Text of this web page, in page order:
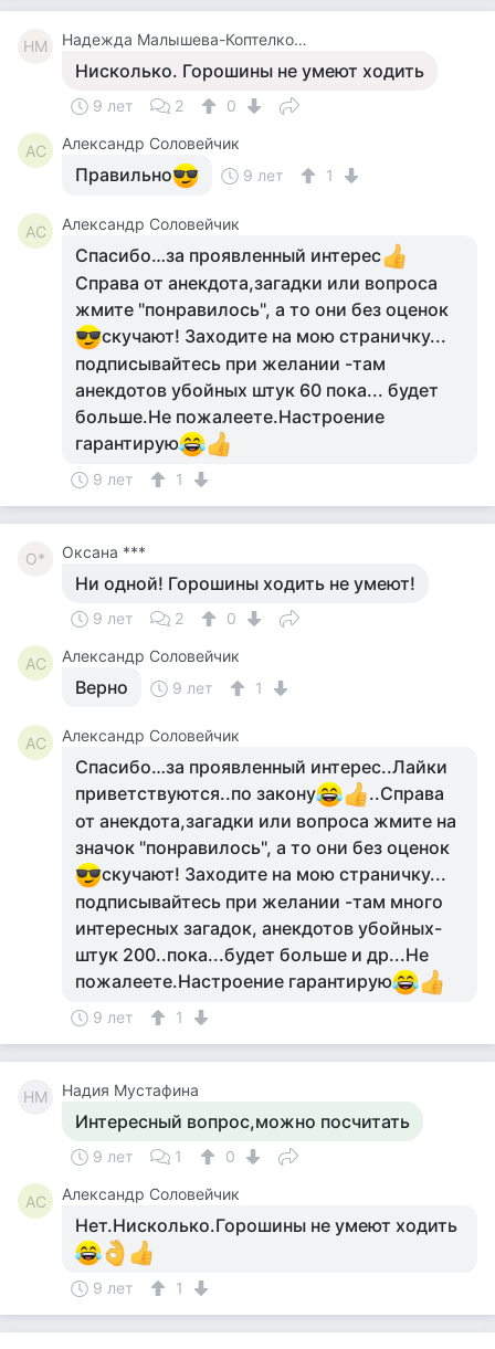
НМ Надежда Малышева-Коптелкова
Нисколько. Горошины не умеют ходить
9 лет 2 0
АС Александр Соловейчик
Правильно 9 лет 1
АС Александр Соловейчик
Спасибо…за проявленный интерес
Справа от анекдота,загадки или вопроса
жмите "понравилось", а то они без оценок
скучают! Заходите на мою страничку...
подписывайтесь при желании -там
анекдотов убойных штук 60 пока... будет
больше.Не пожалеете.Настроение
гарантирую
9 лет 1
О* Оксана ***
Ни одной! Горошины ходить не умеют!
9 лет 2 0
АС Александр Соловейчик
Верно 9 лет 1
АС Александр Соловейчик
Спасибо…за проявленный интерес..Лайки
приветствуются..по закону
..Справа
от анекдота,загадки или вопроса жмите на
значок "понравилось", а то они без оценок
скучают! Заходите на мою страничку...
подписывайтесь при желании -там много
интересных загадок, анекдотов убойных-
штук 200..пока...будет больше и др...Не
пожалеете.Настроение гарантирую
9 лет 1
НМ Надия Мустафина
Интересный вопрос,можно посчитать
9 лет 1 0
АС Александр Соловейчик
Нет.Нисколько.Горошины не умеют ходить
9 лет 1